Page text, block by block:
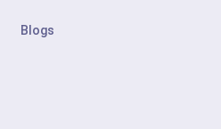
Blogs